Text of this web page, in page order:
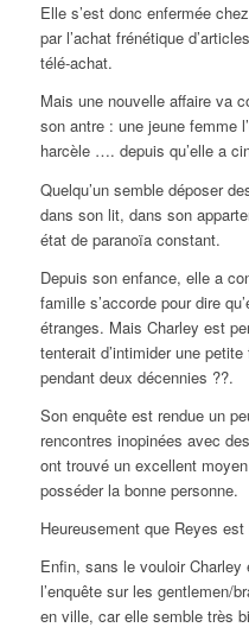
Elle s’est donc enfermée
par l’achat frénétique
télé-achat.
Mais une nouvelle affaire va
son antre : une jeune femme
harcèle …. depuis qu’elle a
Quelqu’un semble déposer
dans son lit, dans son
état de paranoïa constant.
Depuis son enfance, elle a
famille s’accorde pour dire
étranges. Mais Charley est
tenterait d’intimider une
pendant deux décennies ??.
Son enquête est rendue un
rencontres inopinées avec
ont trouvé un excellent
posséder la bonne personne.
Heureusement que Reyes
Enfin, sans le vouloir
l’enquête sur les gentlemen/
en ville, car elle semble très